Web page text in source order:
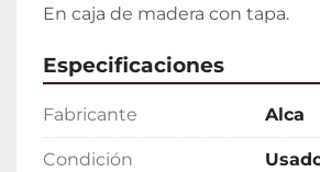
En caja de madera con tapa.
Especificaciones
Fabricante Alca
Condición